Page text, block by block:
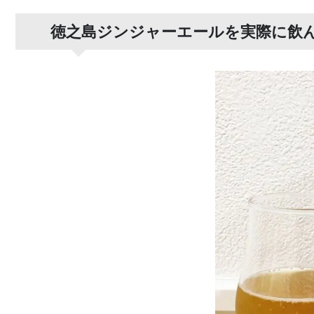
徳之島ジンジャーエールを実際に飲